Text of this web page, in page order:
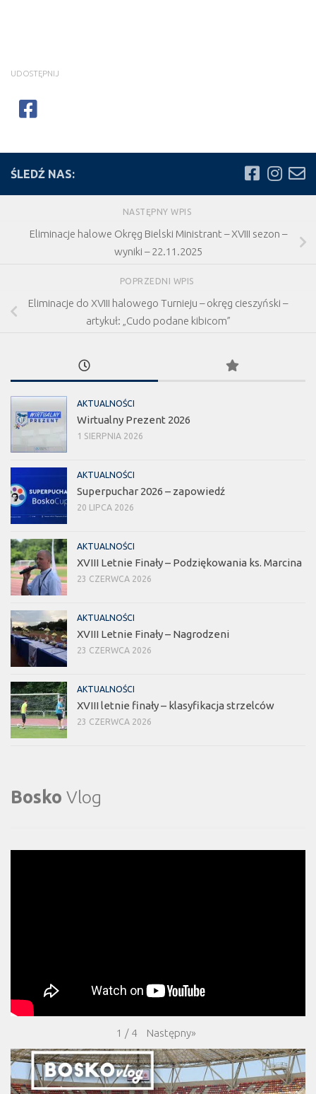
UDOSTĘPNIJ
ŚLEDŹ NAS:
NASTĘPNY WPIS
Eliminacje halowe Okręg Bielski Ministrant – XVIII sezon –
wyniki – 22.11.2025
POPRZEDNI WPIS
Eliminacje do XVIII halowego Turnieju – okręg cieszyński –
artykuł: „Cudo podane kibicom”
AKTUALNOŚCI
Wirtualny Prezent 2026
1 SIERPNIA 2026
AKTUALNOŚCI
Superpuchar 2026 – zapowiedź
20 LIPCA 2026
AKTUALNOŚCI
XVIII Letnie Finały – Podziękowania ks. Marcina
23 CZERWCA 2026
AKTUALNOŚCI
XVIII Letnie Finały – Nagrodzeni
23 CZERWCA 2026
AKTUALNOŚCI
XVIII letnie finały – klasyfikacja strzelców
23 CZERWCA 2026
Bosko Vlog
1 / 4 Następny»